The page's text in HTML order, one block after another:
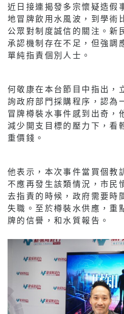
近日接連揭發多宗懷疑造假
地冒牌飲用水風波，到學術
公眾對制度誠信的關注。新
承認機制存在不足，但強調
單純指責個別人士。
何敬康在本台節目中指出，
詢政府部門採購程序，認為
冒牌樽裝水事件感到出奇，
減少開支目標的壓力下，看
重價錢。
他表示，本次事件當買個教
不應再發生該類情況，市民
去指責的時候，政府需要時
失職。至於樽裝水供應，重
牌的信譽，和水質報告。